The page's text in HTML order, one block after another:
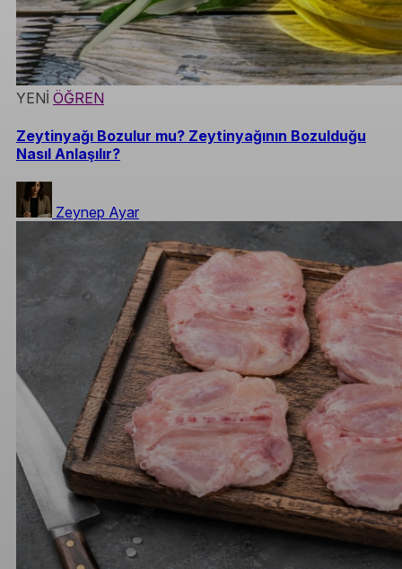
YENİ ÖĞREN
Zeytinyağı Bozulur mu? Zeytinyağının Bozulduğu
Nasıl Anlaşılır?
Zeynep Ayar